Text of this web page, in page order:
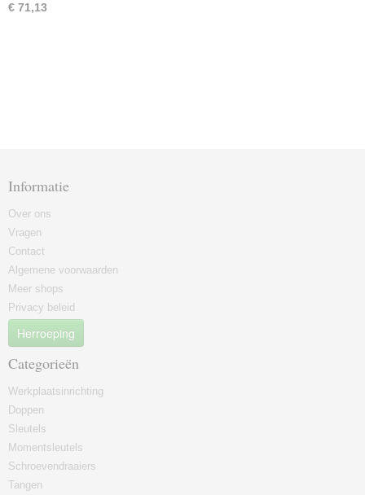
€ 71,13
Informatie
Over ons
Vragen
Contact
Algemene voorwaarden
Meer shops
Privacy beleid
Herroeping
Categorieën
Werkplaatsinrichting
Doppen
Sleutels
Momentsleutels
Schroevendraaiers
Tangen